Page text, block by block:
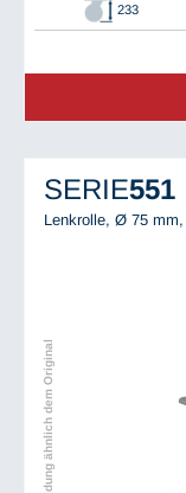
233
SERIE551
Lenkrolle, Ø 75 mm,
Abbildung ähnlich dem Original